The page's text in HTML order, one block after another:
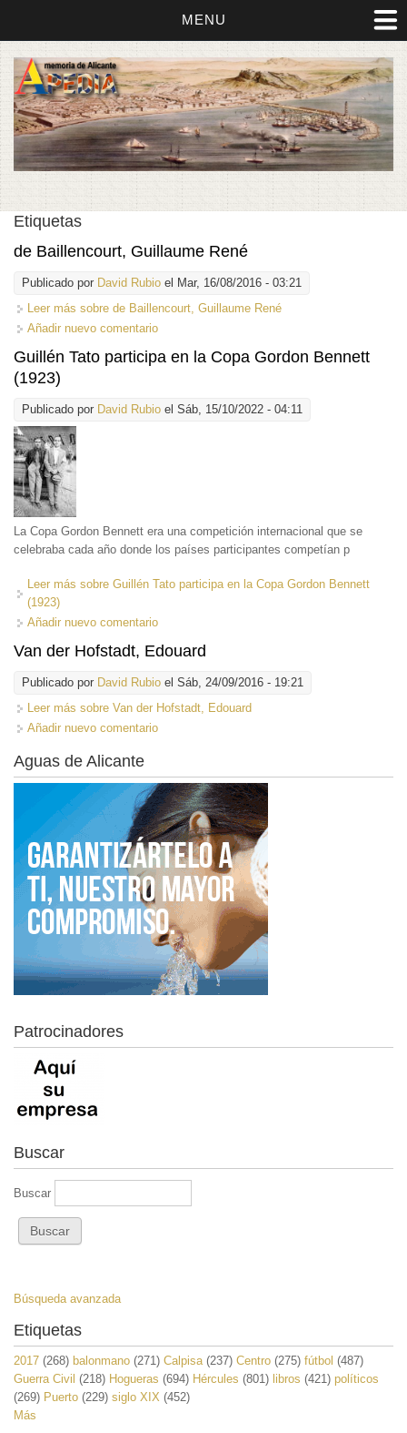
MENU
Etiquetas
de Baillencourt, Guillaume René
Publicado por David Rubio el Mar, 16/08/2016 - 03:21
Leer más sobre de Baillencourt, Guillaume René
Añadir nuevo comentario
Guillén Tato participa en la Copa Gordon Bennett
(1923)
Publicado por David Rubio el Sáb, 15/10/2022 - 04:11
La Copa Gordon Bennett era una competición internacional que se
celebraba cada año donde los países participantes competían p
Leer más sobre Guillén Tato participa en la Copa Gordon Bennett
(1923)
Añadir nuevo comentario
Van der Hofstadt, Edouard
Publicado por David Rubio el Sáb, 24/09/2016 - 19:21
Leer más sobre Van der Hofstadt, Edouard
Añadir nuevo comentario
Aguas de Alicante
Patrocinadores
Buscar
Buscar
Búsqueda avanzada
Etiquetas
2017 (268) balonmano (271) Calpisa(237) Centro (275) fútbol (487)
Guerra Civil (218) Hogueras (694) Hércules (801) libros (421) políticos
(269) Puerto (229) siglo XIX (452)
Más